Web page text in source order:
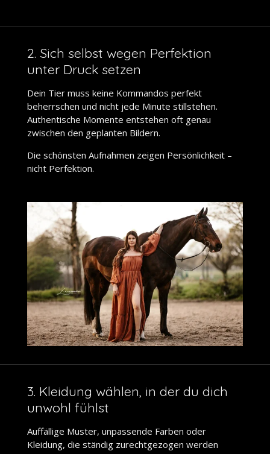
2. Sich selbst wegen Perfektion
unter Druck setzen
Dein Tier muss keine Kommandos perfekt
beherrschen und nicht jede Minute stillstehen.
Authentische Momente entstehen oft genau
zwischen den geplanten Bildern.
Die schönsten Aufnahmen zeigen Persönlichkeit –
nicht Perfektion.
3. Kleidung wählen, in der du dich
unwohl fühlst
Auffällige Muster, unpassende Farben oder
Kleidung, die ständig zurechtgezogen werden